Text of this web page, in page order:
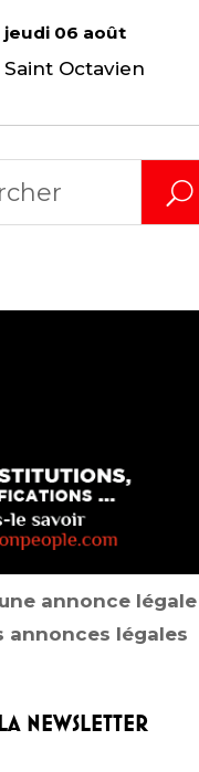
jeudi 06 août
Saint Octavien
annonce légale
annonces légales
NEWSLETTER